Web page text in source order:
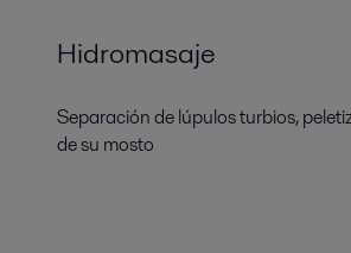
Hidromasaje
Separación de lúpulos turbios,
de su mosto